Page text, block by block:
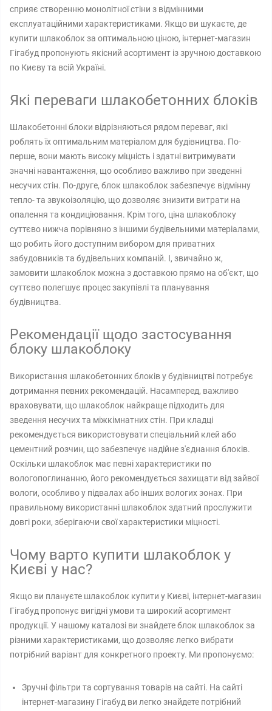
сприяє створенню монолітної стіни з відмінними
експлуатаційними характеристиками. Якщо ви шукаєте, де
купити шлакоблок за оптимальною ціною, інтернет-магазин
Гігабуд пропонують якісний асортимент із зручною доставкою
по Києву та всій Україні.
Які переваги шлакобетонних блоків
Шлакобетонні блоки відрізняються рядом переваг, які
роблять їх оптимальним матеріалом для будівництва. По-
перше, вони мають високу міцність і здатні витримувати
значні навантаження, що особливо важливо при зведенні
несучих стін. По-друге, блок шлакоблок забезпечує відмінну
тепло- та звукоізоляцію, що дозволяє знизити витрати на
опалення та кондиціювання. Крім того, ціна шлакоблоку
суттєво нижча порівняно з іншими будівельними матеріалами,
що робить його доступним вибором для приватних
забудовників та будівельних компаній. І, звичайно ж,
замовити шлакоблок можна з доставкою прямо на об'єкт, що
суттєво полегшує процес закупівлі та планування
будівництва.
Рекомендації щодо застосування
блоку шлакоблоку
Використання шлакобетонних блоків у будівництві потребує
дотримання певних рекомендацій. Насамперед, важливо
враховувати, що шлакоблок найкраще підходить для
зведення несучих та міжкімнатних стін. При кладці
рекомендується використовувати спеціальний клей або
цементний розчин, що забезпечує надійне з'єднання блоків.
Оскільки шлакоблок має певні характеристики по
вологопоглинанню, його рекомендується захищати від зайвої
вологи, особливо у підвалах або інших вологих зонах. При
правильному використанні шлакоблок здатний прослужити
довгі роки, зберігаючи свої характеристики міцності.
Чому варто купити шлакоблок у
Києві у нас?
Якщо ви плануєте шлакоблок купити у Києві, інтернет-магазин
Гігабуд пропонує вигідні умови та широкий асортимент
продукції. У нашому каталозі ви знайдете блок шлакоблок за
різними характеристиками, що дозволяє легко вибрати
потрібний варіант для конкретного проекту. Ми пропонуємо:
Зручні фільтри та сортування товарів на сайті. На сайті
інтернет-магазину Гігабуд ви легко знайдете потрібний